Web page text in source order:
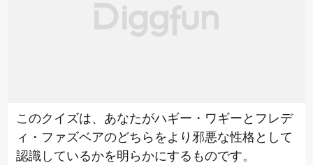
このクイズは、あなたがハギー・ワギーとフレデ
ィ・ファズベアのどちらをより邪悪な性格として
認識しているかを明らかにするものです。